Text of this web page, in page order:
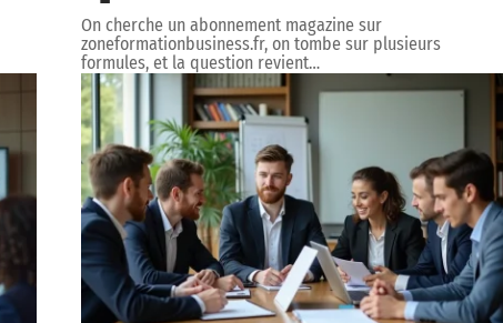
On cherche un abonnement magazine sur
zoneformationbusiness.fr, on tombe sur plusieurs
formules, et la question revient…